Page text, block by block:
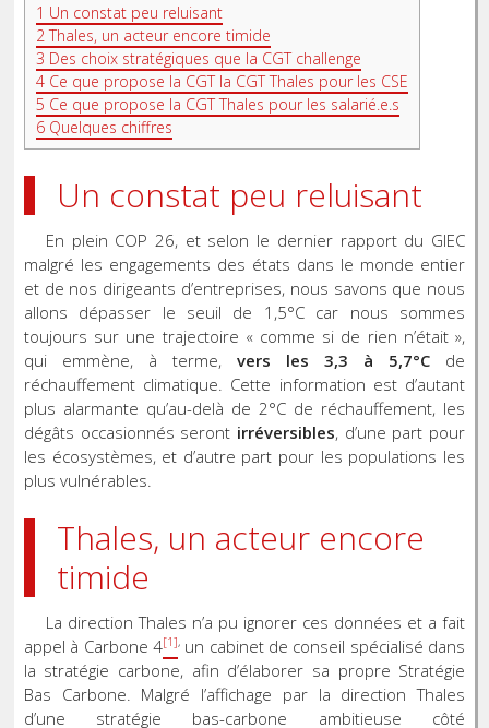
1 Un constat peu reluisant
2 Thales, un acteur encore timide
3 Des choix stratégiques que la CGT challenge
4Ce que propose la CGT la CGT Thales pour les CSE
5 Ce que propose la CGT Thales pour les salarié.e.s
6Quelques chiffres
Un constat peu reluisant
En plein COP 26, et selon le dernier rapport du GIEC
malgré les engagements des états dans le monde entier
et de nos dirigeants d’entreprises, nous savons que nous
allons dépasser le seuil de 1,5°C car nous sommes
toujours sur une trajectoire « comme si de rien n’était »,
qui emmène, à terme, vers les 3,3 à 5,7°C de
réchauffement climatique. Cette information est d’autant
plus alarmante qu’au-delà de 2°C de réchauffement, les
dégâts occasionnés seront irréversibles, d’une part pour
les écosystèmes, et d’autre part pour les populations les
plus vulnérables.
Thales, un acteur encore
timide
La direction Thales n’a pu ignorer ces données et a fait
appel à Carbone 4[1],un cabinet de conseil spécialisé dans
la stratégie carbone, afin d’élaborer sa propre Stratégie
Bas Carbone. Malgré l’affichage par la direction Thales
d’une stratégie bas-carbone ambitieuse côté